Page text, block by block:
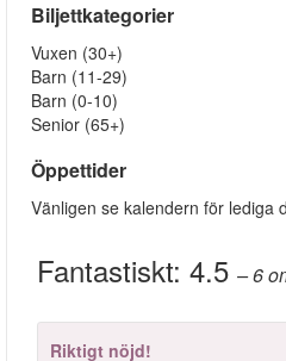
Biljettkategorier
Vuxen (30+)
Barn (11-29)
Barn (0-10)
Senior (65+)
Öppettider
Vänligen se kalendern för lediga
Fantastiskt: 4.5 – 6
Riktigt nöjd!